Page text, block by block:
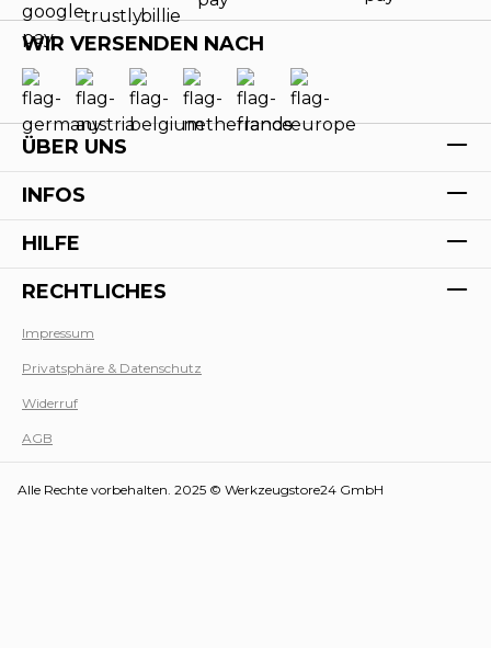
WIR VERSENDEN NACH
ÜBER UNS
INFOS
HILFE
RECHTLICHES
Impressum
Privatsphäre & Datenschutz
Widerruf
AGB
Alle Rechte vorbehalten. 2025 © Werkzeugstore24 GmbH